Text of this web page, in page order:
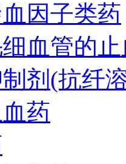
因子类药
血管的
剂(抗纤
药